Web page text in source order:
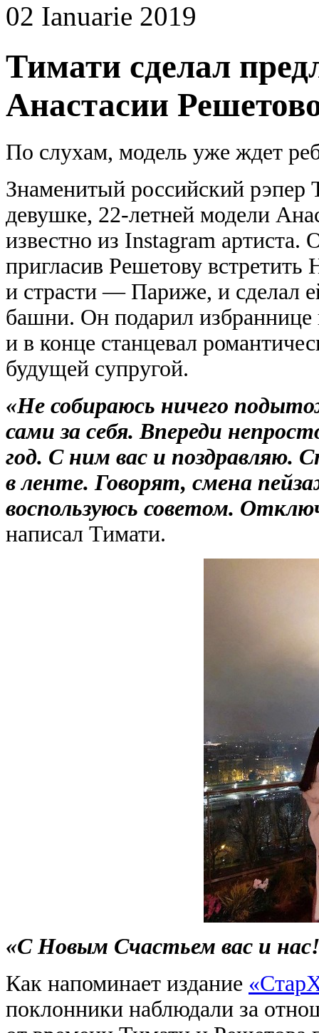
02 Ianuarie 2019
Тимати сделал
Анастасии
По слухам, модель уже ждет
Знаменитый российский рэпер
девушке, 22-летней модели
известно из Instagram
пригласив Решетову
и страсти — Париже, и сделал
башни. Он подарил избраннице
и в конце станцевал
будущей супругой.
«Не собираюсь ничего
сами за себя. Впереди
год. С ним вас и поздравляю.
в ленте. Говорят, смена
воспользуюсь советом.
написал Тимати.
«С Новым Счастьем вас и
Как напоминает издание
поклонники наблюдали за